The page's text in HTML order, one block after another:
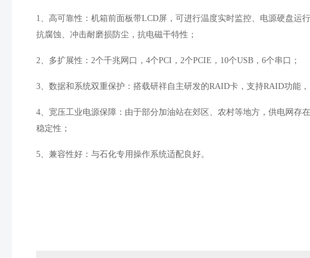
1、高可靠性：机箱前面板带LCD屏，可进行温度实时监控、电源硬盘运
抗腐蚀、冲击耐磨损防尘，抗电磁干特性；
2、多扩展性： 2个千兆网口， 4个PCI ， 2个PCIE ， 10个USB ， 6个串口；
3、数据和系统双重保护：搭载研祥自主研发的RAID卡，支持RAID功能，
4、宽压工业电源保障：由于部分加油站在郊区、农村等地方，供电网存
稳定性；
5、兼容性好：与石化专用操作系统适配良好。